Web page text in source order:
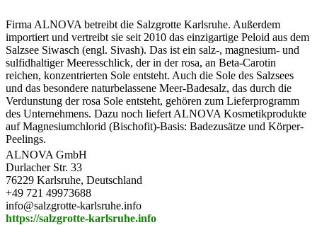
Firma ALNOVA betreibt die Salzgrotte Karlsruhe. Außerdem
importiert und vertreibt sie seit 2010 das einzigartige Peloid aus dem
Salzsee Siwasch (engl. Sivash). Das ist ein salz-, magnesium- und
sulfidhaltiger Meeresschlick, der in der rosa, an Beta-Carotin
reichen, konzentrierten Sole entsteht. Auch die Sole des Salzsees
und das besondere naturbelassene Meer-Badesalz, das durch die
Verdunstung der rosa Sole entsteht, gehören zum Lieferprogramm
des Unternehmens. Dazu noch liefert ALNOVA Kosmetikprodukte
auf Magnesiumchlorid (Bischofit)-Basis: Badezusätze und Körper-
Peelings.
ALNOVA GmbH
Durlacher Str. 33
76229 Karlsruhe, Deutschland
+49 721 49973688
info@salzgrotte-karlsruhe.info
https://salzgrotte-karlsruhe.info